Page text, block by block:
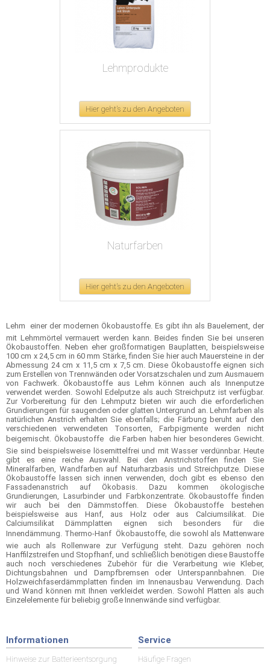
Lehmprodukte
Hier geht's zu den Angeboten
Naturfarben
Hier geht's zu den Angeboten
Lehm  einer der modernen Ökobaustoffe. Es gibt ihn als Bauelement, der
mit Lehmmörtel vermauert werden kann. Beides finden Sie bei unseren
Ökobaustoffen. Neben eher großformatigen Bauplatten, beispielsweise
100 cm x 24,5 cm in 60 mm Stärke, finden Sie hier auch Mauersteine in der
Abmessung 24 cm x 11,5 cm x 7,5 cm. Diese Ökobaustoffe eignen sich
zum Erstellen von Trennwänden oder Vorsatzschalen und zum Ausmauern
von Fachwerk. Ökobaustoffe aus Lehm können auch als Innenputze
verwendet werden. Sowohl Edelputze als auch Streichputz ist verfügbar.
Zur Vorbereitung für den Lehmputz bieten wir auch die erforderlichen
Grundierungen für saugenden oder glatten Untergrund an. Lehmfarben als
natürlichen Anstrich erhalten Sie ebenfalls; die Färbung beruht auf den
verschiedenen verwendeten Tonsorten, Farbpigmente werden nicht
beigemischt. Ökobaustoffe  die Farben haben hier besonderes Gewicht.
Sie sind beispielsweise lösemittelfrei und mit Wasser verdünnbar. Heute
gibt es eine reiche Auswahl. Bei den Anstrichstoffen finden Sie
Mineralfarben, Wandfarben auf Naturharzbasis und Streichputze. Diese
Ökobaustoffe lassen sich innen verwenden, doch gibt es ebenso den
Fassadenanstrich auf Ökobasis. Dazu kommen ökologische
Grundierungen, Lasurbinder und Farbkonzentrate. Ökobaustoffe finden
wir auch bei den Dämmstoffen. Diese Ökobaustoffe bestehen
beispielsweise aus Hanf, aus Holz oder aus Calciumsilikat. Die
Calciumsilikat Dämmplatten eignen sich besonders für die
Innendämmung. Thermo-Hanf  Ökobaustoffe, die sowohl als Mattenware
wie auch als Rollenware zur Verfügung steht. Dazu gehören noch
Hanffilzstreifen und Stopfhanf, und schließlich benötigen diese Baustoffe
auch noch verschiedenes Zubehör für die Verarbeitung wie Kleber,
Dichtungsbahnen und Dampfbremsen oder Unterspannbahnen. Die
Holzweichfaserdämmplatten finden im Innenausbau Verwendung. Dach
und Wand können mit Ihnen verkleidet werden. Sowohl Platten als auch
Einzelelemente für beliebig große Innenwände sind verfügbar.
Informationen
Hinweise zur Batterieentsorgung
Service
Häufige Fragen